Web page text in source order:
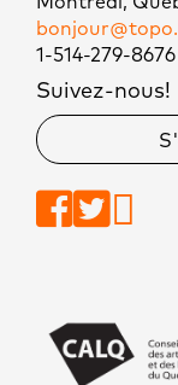
1-514-279-8676
Suivez-nous!